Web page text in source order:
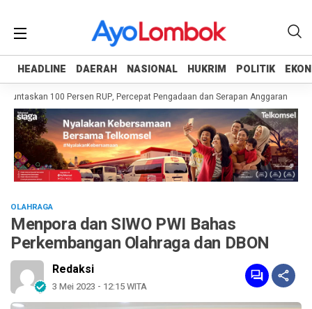
HEADLINE DAERAH NASIONAL HUKRIM POLITIK
HEADLINE DAERAH NASIONAL HUKRIM POLITIK
100 Persen RUP, Percepat Pengadaan dan Serapan Anggaran
OLAHRAGA
Menpora dan SIWO PWI Bahas
Perkembangan Olahraga dan DBON
Redaksi
3 Mei 2023 - 12:15 WITA